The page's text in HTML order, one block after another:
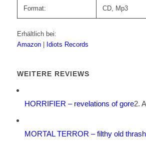
Format: CD, Mp3
Erhältlich bei:
Amazon
Idiots Records
WEITERE REVIEWS
HORRIFIER – revelations of gore2.
MORTAL TERROR – filthy old thrash